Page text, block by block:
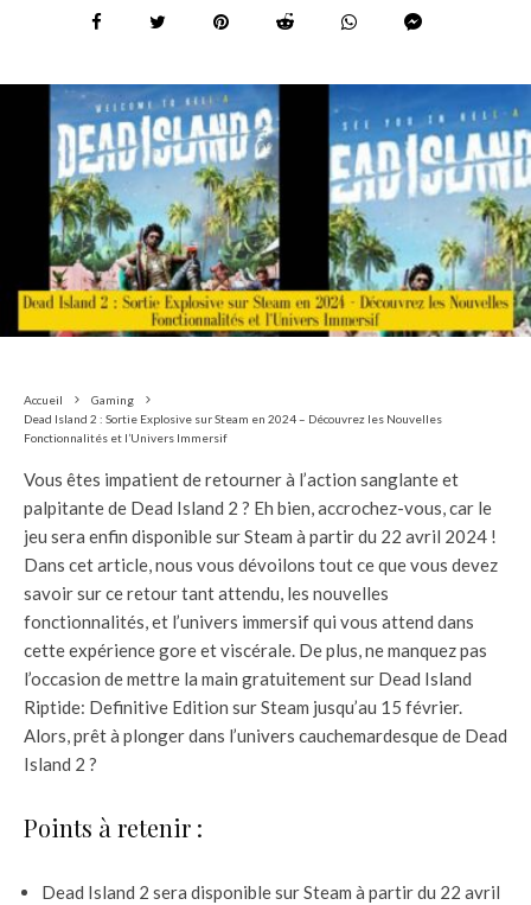
Accueil
Gaming
Dead Island 2 : Sortie Explosive sur Steam en 2024 – Découvrez les Nouvelles
Fonctionnalités et l’Univers Immersif
Vous êtes impatient de retourner à l’action sanglante et
palpitante de Dead Island 2 ? Eh bien, accrochez-vous, car le
jeu sera enfin disponible sur Steam à partir du 22 avril 2024 !
Dans cet article, nous vous dévoilons tout ce que vous devez
savoir sur ce retour tant attendu, les nouvelles
fonctionnalités, et l’univers immersif qui vous attend dans
cette expérience gore et viscérale. De plus, ne manquez pas
l’occasion de mettre la main gratuitement sur Dead Island
Riptide: Definitive Edition sur Steam jusqu’au 15 février.
Alors, prêt à plonger dans l’univers cauchemardesque de Dead
Island 2 ?
Points à retenir :
Dead Island 2 sera disponible sur Steam à partir du 22 avril